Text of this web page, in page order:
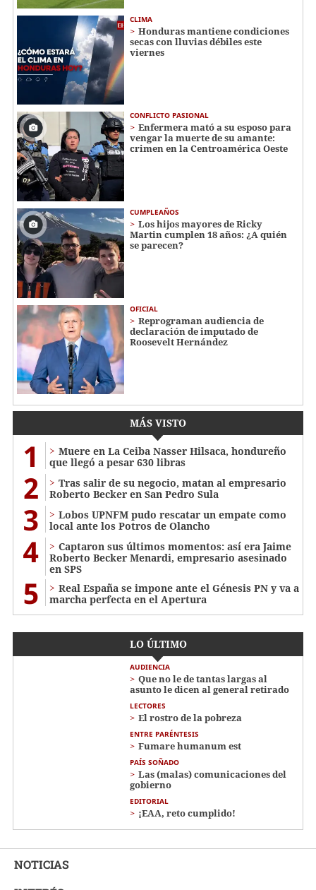
CLIMA
Honduras mantiene condiciones
secas con lluvias débiles este
viernes
CONFLICTO PASIONAL
Enfermera mató a su esposo para
vengar la muerte de su amante:
crimen en la Centroamérica Oeste
CUMPLEAÑOS
Los hijos mayores de Ricky
Martin cumplen 18 años: ¿A quién
se parecen?
OFICIAL
Reprograman audiencia de
declaración de imputado de
Roosevelt Hernández
MÁS VISTO
1
Muere en La Ceiba Nasser Hilsaca, hondureño
que llegó a pesar 630 libras
2
Tras salir de su negocio, matan al empresario
Roberto Becker en San Pedro Sula
3
Lobos UPNFM pudo rescatar un empate como
local ante los Potros de Olancho
4
Captaron sus últimos momentos: así era Jaime
Roberto Becker Menardi​​​, empresario asesinado
en SPS
5
Real España se impone ante el Génesis PN y va a
marcha perfecta en el Apertura
LO ÚLTIMO
AUDIENCIA
Que no le de tantas largas al
asunto le dicen al general retirado
LECTORES
El rostro de la pobreza
ENTRE PARÉNTESIS
Fumare humanum est
PAÍS SOÑADO
Las (malas) comunicaciones del
gobierno
EDITORIAL
¡EAA, reto cumplido!
NOTICIAS